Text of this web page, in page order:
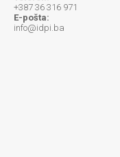
+387 36 316 971
E-pošta:
info@idpi.ba